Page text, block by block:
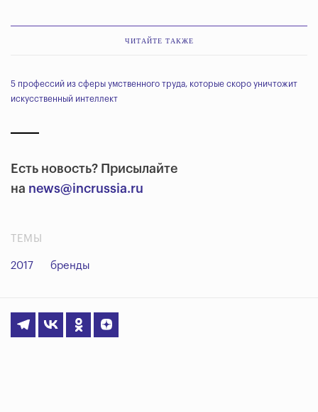
ЧИТАЙТЕ ТАКЖЕ
5 профессий из сферы умственного труда, которые скоро уничтожит
искусственный интеллект
Есть новость? Присылайте
на news@incrussia.ru
ТЕМЫ
2017 бренды